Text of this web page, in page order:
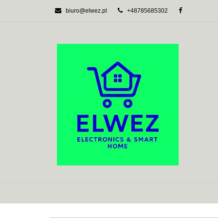
biuro@elwez.pl +48785685302